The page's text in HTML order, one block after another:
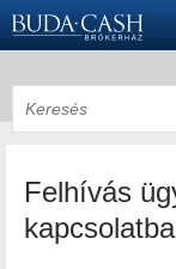
Felhívás